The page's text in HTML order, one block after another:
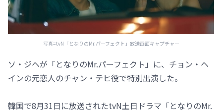
写真=tvN「となりのMr.パーフェクト」放送画面キャプチャー
ソ・ジヘが「となりのMr.パーフェクト」に、チョン・ヘ
インの元恋人のチャン・テヒ役で特別出演した。
韓国で8月31日に放送されたtvN土日ドラマ「となりのMr.